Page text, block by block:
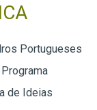
Portugueses
de Ideias